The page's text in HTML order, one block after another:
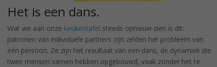
Het is een dans.
Wat we aan onze keukentafel steeds opnieuw zien is dit:
patronen van individuele partners zijn zelden het probleem van
één persoon. Ze zijn het resultaat van een dans, de dynamiek die
twee mensen samen hebben opgebouwd, vaak zonder het te